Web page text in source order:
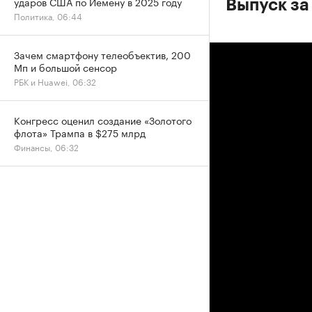
Выпуск
Политика, 06:44
Зачем смартфону телеобъектив, 200
Мп и большой сенсор
РБК и Huawei, 06:32
Конгресс оценил создание «Золотого
флота» Трампа в $275 млрд
Финансы, 06:32